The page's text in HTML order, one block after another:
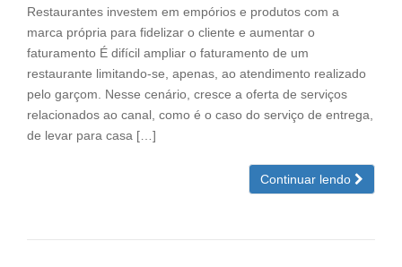
Restaurantes investem em empórios e produtos com a
marca própria para fidelizar o cliente e aumentar o
faturamento É difícil ampliar o faturamento de um
restaurante limitando-se, apenas, ao atendimento realizado
pelo garçom. Nesse cenário, cresce a oferta de serviços
relacionados ao canal, como é o caso do serviço de entrega,
de levar para casa […]
Continuar lendo